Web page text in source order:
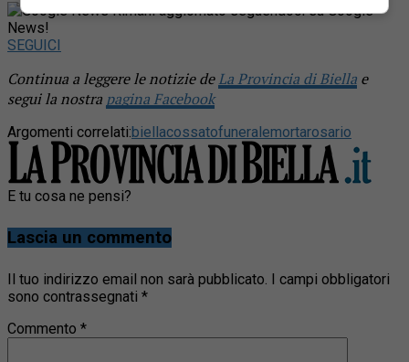
Rimani aggiornato seguendoci su Google
News!
SEGUICI
Continua a leggere le notizie deLa Provincia di Biella e
segui la nostra pagina Facebook
Argomenti correlati:biellacossatofuneralemortarosario
E tu cosa ne pensi?
Lascia un commento
Il tuo indirizzo email non sarà pubblicato. I campi obbligatori
sono contrassegnati *
Commento *